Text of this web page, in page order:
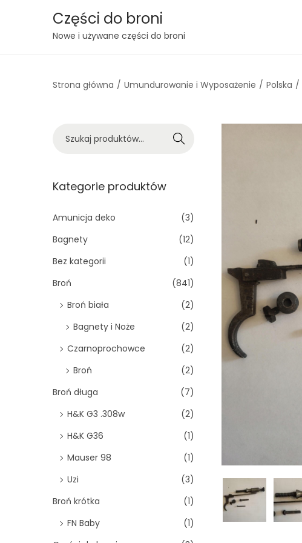
S
p
i
a
t
i
n
S
p
t
n
t
Części do broni
Nowe i używane części do broni
Strona główna / Umundurowanie i Wyposażenie / Polska /
k
j
:
Szukaj
Kategorie produktów
Amunicja deko
(3)
Bagnety
(12)
Bez kategorii
(1)
Broń
(841)
Broń biała
(2)
Bagnety i Noże
(2)
Czarnoprochowce
(2)
Broń
(2)
Broń długa
(7)
H&K G3 .308w
(2)
H&K G36
(1)
Mauser 98
(1)
Uzi
(3)
Broń krótka
(1)
FN Baby
(1)